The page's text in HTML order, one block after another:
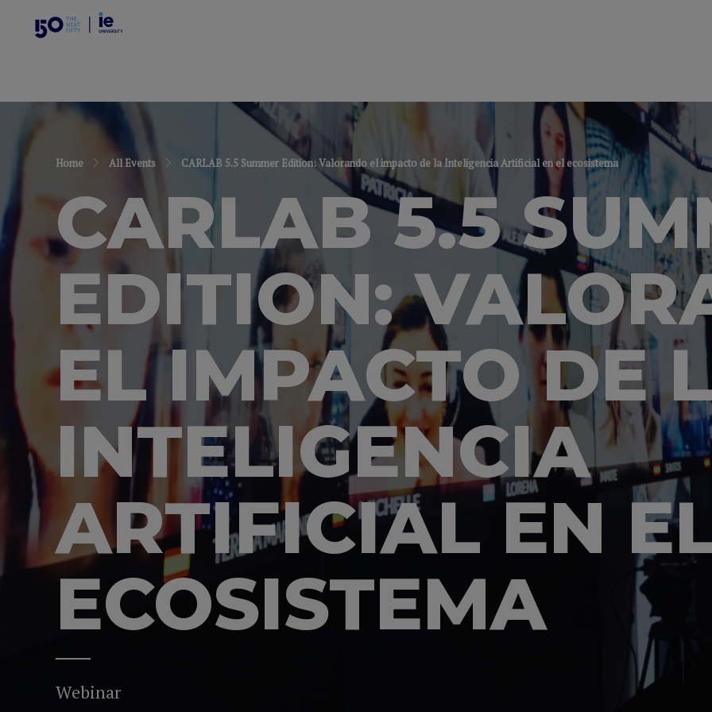
Home All Events CARLAB 5.5 Summer Edition: Valorando el impacto de la Inteligencia Artificial en el ecosistema
CARLAB 5.5
EDITION:
EL IMPACTO DE
INTELIGENCIA
ARTIFICIAL EN
ECOSISTEMA
Webinar